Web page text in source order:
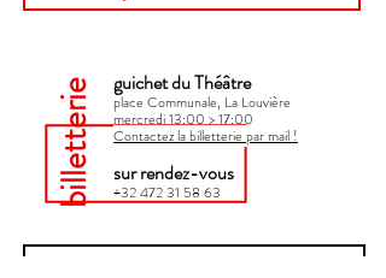
billetterie guichet du Théâtre
place Communale, La Louvière
mercredi 13:00 > 17:00​
Contactez la billetterie par mail !
sur rendez-vous
+32 472 31 58 63